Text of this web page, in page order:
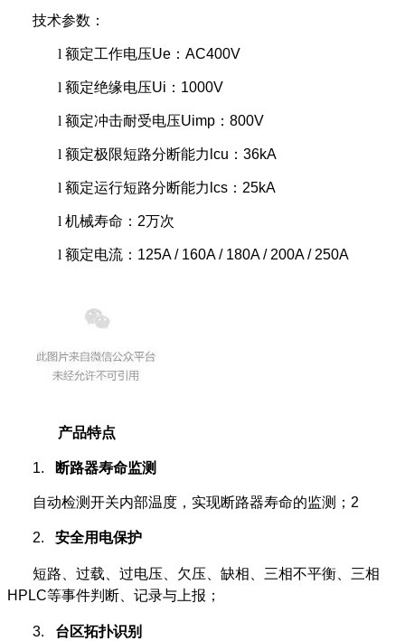
技术参数：
l 额定工作电压Ue：AC400V
l 额定绝缘电压Ui：1000V
l 额定冲击耐受电压Uimp：800V
l 额定极限短路分断能力lcu：36kA
l 额定运行短路分断能力lcs：25kA
l 机械寿命：2万次
l 额定电流：125A / 160A / 180A / 200A / 250A
产品特点
1. 断路器寿命监测
自动检测开关内部温度，实现断路器寿命的监测；2
2. 安全用电保护
短路、过载、过电压、欠压、缺相、三相不平衡、三相
HPLC等事件判断、记录与上报；
3. 台区拓扑识别